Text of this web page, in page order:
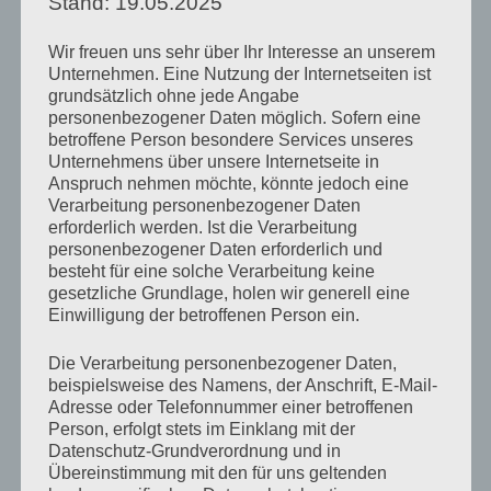
Beeinträchtigung der Sprechatmung.
Die einseitige Recurrensparese
Die einseitige Recurrensparese führt zu einer
organischen Stimmstörung (Dysphonie) mit
dem Hauptsymptom der Heiserkeit. Dabei
hängt der Grad der Heiserkeit von der
Stellung ab, in der sich die gelähmte
Stimmlippe befindet: Je näher die
und je weiter am Rand, desto heiserer ist die
Stimmqualität. Der fehlende Glottisschluss
führt zu einem erhöhten Luftverlust beim
Sprechen und damit meistens auch zu
Wir freuen uns sehr über Ihr Interesse an unserem
Unternehmen. Eine Nutzung der Internetseiten ist
grundsätzlich ohne jede Angabe
personenbezogener Daten möglich. Sofern eine
betroffene Person besondere Services unseres
Unternehmens über unsere Internetseite in
Anspruch nehmen möchte, könnte jedoch eine
Verarbeitung personenbezogener Daten
erforderlich werden. Ist die Verarbeitung
personenbezogener Daten erforderlich und
besteht für eine solche Verarbeitung keine
gesetzliche Grundlage, holen wir generell eine
Einwilligung der betroffenen Person ein.
Die Verarbeitung personenbezogener Daten,
beispielsweise des Namens, der Anschrift, E-Mail-
Adresse oder Telefonnummer einer betroffenen
Person, erfolgt stets im Einklang mit der
Datenschutz-Grundverordnung und in
Übereinstimmung mit den für uns geltenden